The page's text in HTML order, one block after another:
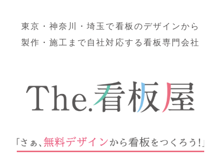
東京・神奈川・埼玉で看板のデザインから
製作・施工まで自社対応する看板専門会社